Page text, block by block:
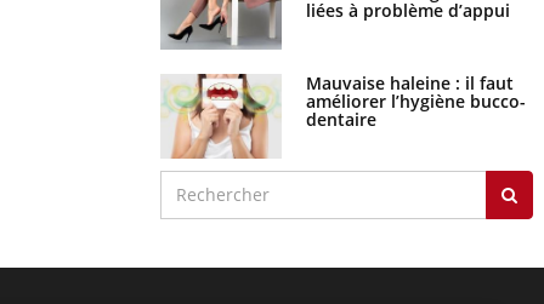
liées à problème d’appui
Mauvaise haleine : il faut
améliorer l’hygiène bucco-
dentaire